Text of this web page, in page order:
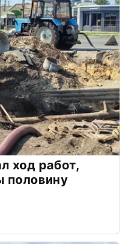
ход работ,
половину